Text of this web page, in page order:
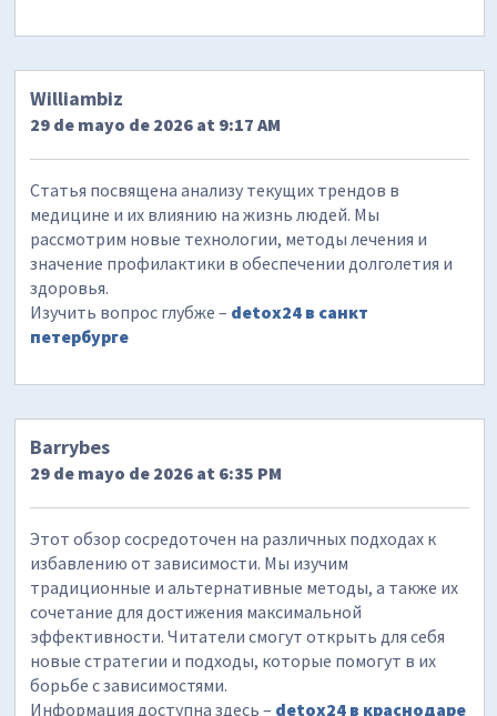
Williambiz
29 de mayo de 2026 at 9:17 AM
Статья посвящена анализу текущих трендов в
медицине и их влиянию на жизнь людей. Мы
рассмотрим новые технологии, методы лечения и
значение профилактики в обеспечении долголетия и
здоровья.
Изучить вопрос глубже – detox24 в санкт
петербурге
Barrybes
29 de mayo de 2026 at 6:35 PM
Этот обзор сосредоточен на различных подходах к
избавлению от зависимости. Мы изучим
традиционные и альтернативные методы, а также их
сочетание для достижения максимальной
эффективности. Читатели смогут открыть для себя
новые стратегии и подходы, которые помогут в их
борьбе с зависимостями.
Информация доступна здесь – detox24 в краснодаре